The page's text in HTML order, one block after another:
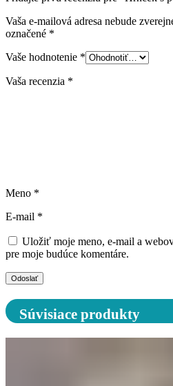
Vaša e-mailová adresa nebude
označené *
Vaše hodnotenie *
Vaša recenzia *
Meno *
E-mail *
Uložiť moje meno, e-mail a
pre moje budúce komentáre.
Súvisiace produkty